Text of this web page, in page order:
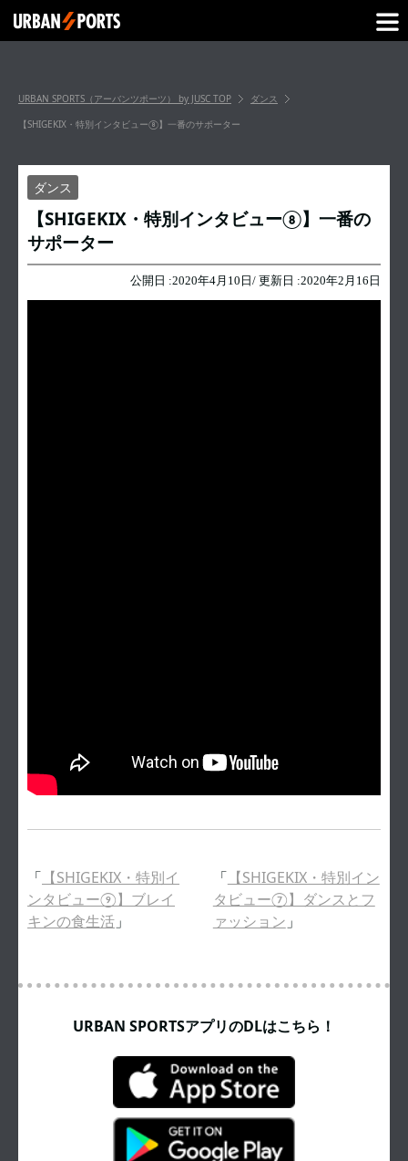
URBAN SPORTS（アーバンツポーツ） by JUSC TOP
ダンス
【SHIGEKIX・特別インタビュー⑧】一番のサポーター
ダンス
【SHIGEKIX・特別インタビュー⑧】一番の
サポーター
公開日 :2020年4月10日 / 更新日 :2020年2月16日
「 【SHIGEKIX・特別イ
ンタビュー⑨】ブレイ
キンの食生活 」
「 【SHIGEKIX・特別イン
タビュー⑦】ダンスとフ
ァッション 」
URBAN SPORTSアプリのDLはこちら！